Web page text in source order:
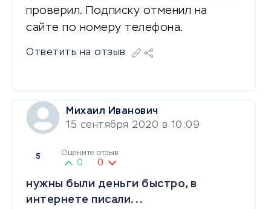
проверил. Подписку отменил на
сайте по номеру телефона.
Ответить на отзыв
Михаил Иванович
15 сентября 2020 в 10:09
5 Оцените отзыв
0 0
нужны были деньги быстро, в
интернете писали...